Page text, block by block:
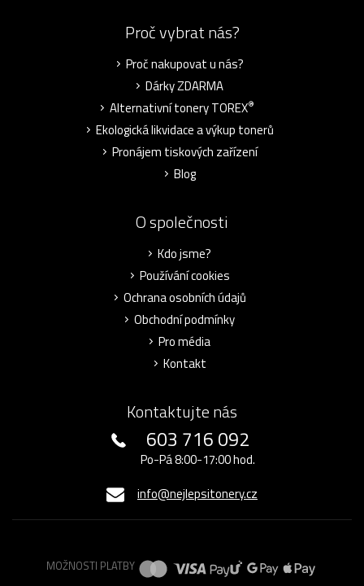
Proč vybrat nás?
Proč nakupovat u nás?
Dárky ZDARMA
Alternativní tonery TOREX®
Ekologická likvidace a výkup tonerů
Pronájem tiskových zařízení
Blog
O společnosti
Kdo jsme?
Používání cookies
Ochrana osobních údajů
Obchodní podmínky
Pro média
Kontakt
Kontaktujte nás
603 716 092
Po-Pá 8:00-17:00 hod.
info@nejlepsitonery.cz
MOŽNOSTI PLATBY